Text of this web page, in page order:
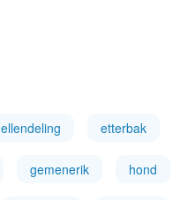
ellendeling etterbak
gemenerik hond